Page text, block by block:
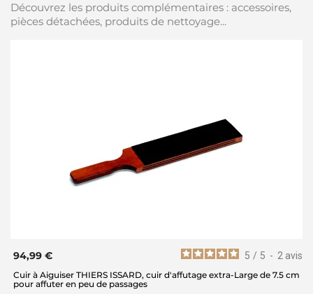
Découvrez les produits complémentaires : accessoires,
pièces détachées, produits de nettoyage...
5 / 5 - 2 avis
94,99 €
Cuir à Aiguiser THIERS ISSARD, cuir d'affutage extra-Large de 7.5 cm
pour affuter en peu de passages